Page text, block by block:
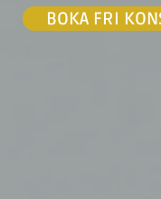
BOKA FRI